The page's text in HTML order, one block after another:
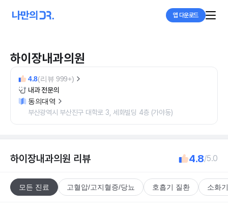
앱 다운로드
하이장내과의원
4.8(리뷰 999+)
내과 전문의
동의대역
부산광역시 부산진구 대학로 3, 세화빌딩 4층 (가야동)
하이장내과의원 리뷰 4.8/5.0
모든 진료 고혈압/고지혈증/당뇨 호흡기 질환 소화